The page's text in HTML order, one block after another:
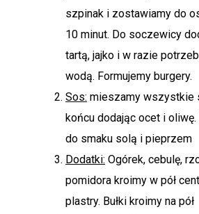
szpinak i zostawiamy do
10 minut. Do soczewicy
tartą, jajko i w razie
wodą. Formujemy burgery.
Sos: mieszamy wszystkie
końcu dodając ocet i
do smaku solą i pieprzem
Dodatki: Ogórek, cebulę,
pomidora kroimy w pół
plastry. Bułki kroimy na pół